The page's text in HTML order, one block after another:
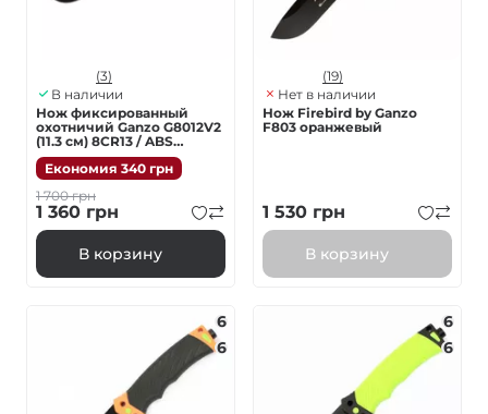
(3)
В наличии
Нож фиксированный
охотничий Ganzo G8012V2
(11.3 см) 8CR13 / ABS
оранжевый с чехлом 4 в 1
Економия 340 грн
1 700грн
1 360 грн
В корзину
(19)
Нет в наличии
Нож Firebird by Ganzo
F803 оранжевый
1 530 грн
В корзину
6
6
6
6